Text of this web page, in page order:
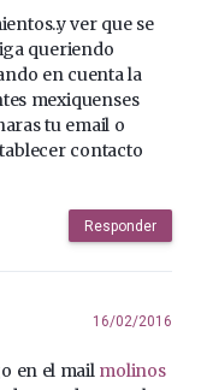
ver que se
queriendo
en cuenta la
mexiquenses
tu email o
contacto
Responder
16/02/2016
en el mail molinos